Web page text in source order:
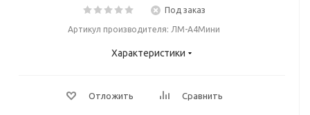
Под заказ
Артикул производителя: ЛМ-А4Мини
Характеристики
Отложить Сравнить